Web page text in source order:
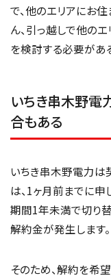
で、他のエリアにお
ん、引っ越しで他の
を検討する必要があ
いちき串木野電
合もある
いちき串木野電力
は、1ヶ月前までに
期間1年未満で切り
解約金が発生します。
そのため、解約を希